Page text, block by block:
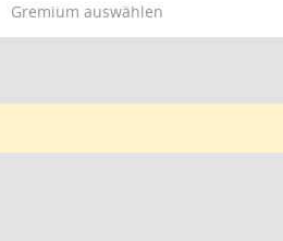
Gremium auswählen